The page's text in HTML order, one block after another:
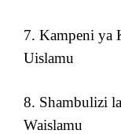
7. Kampeni ya
Uislamu
8. Shambulizi
Waislamu